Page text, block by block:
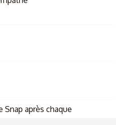
après chaque